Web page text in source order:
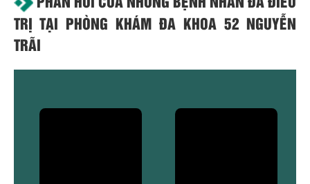
TRỊ TẠI PHÒNG KHÁM ĐA KHOA 52 NGUYỄN
TRÃI